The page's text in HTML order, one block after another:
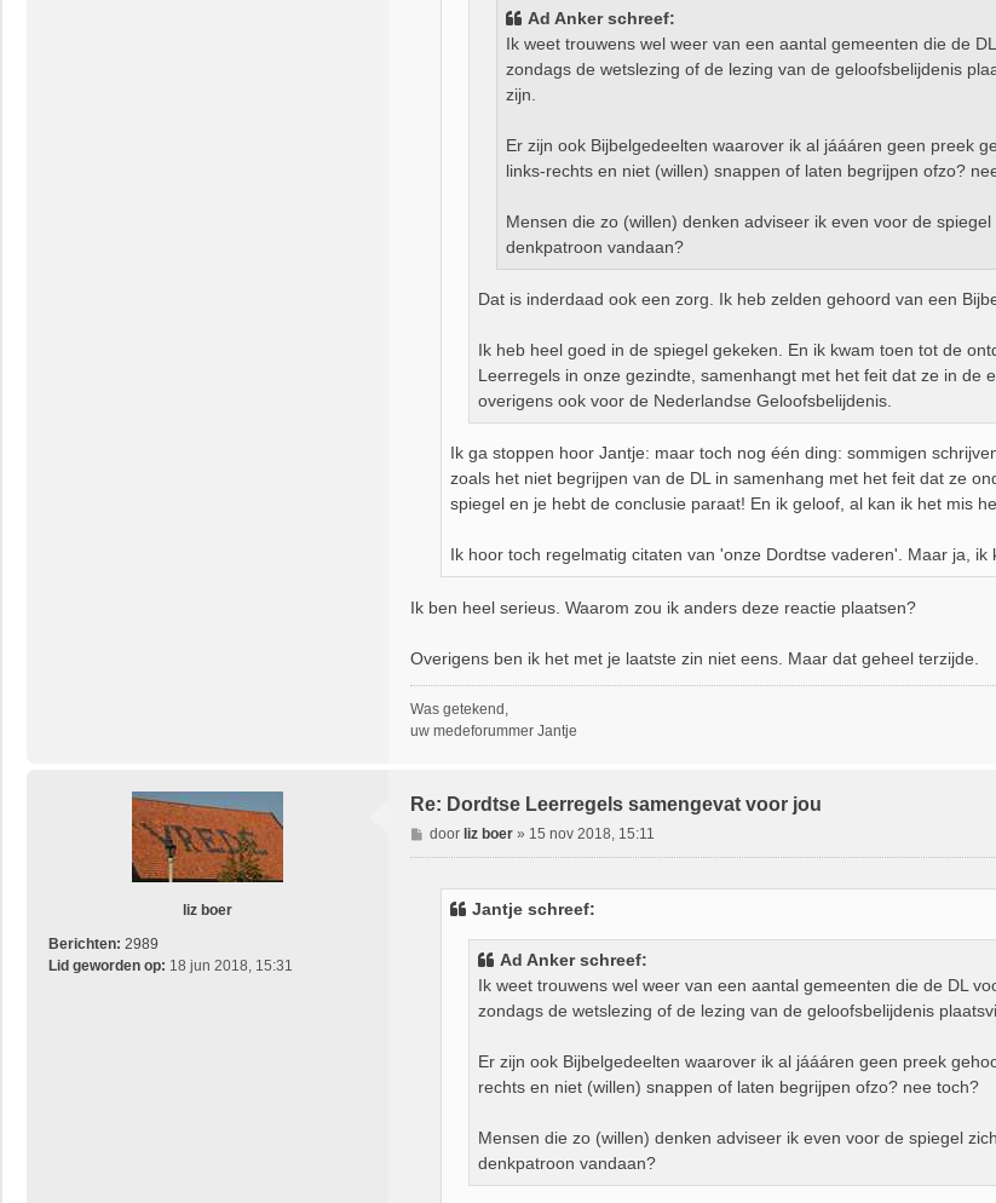
Ad Anker schreef:
Ik weet trouwens wel weer van een aantal gemeenten die de
zondags de wetslezing of de lezing van de geloofsbelijdenis
zijn.
Er zijn ook Bijbelgedeelten waarover ik al jáááren geen preek
links-rechts en niet (willen) snappen of laten begrijpen ofzo?
Mensen die zo (willen) denken adviseer ik even voor de
denkpatroon vandaan?
Dat is inderdaad ook een zorg. Ik heb zelden gehoord van een
Ik heb heel goed in de spiegel gekeken. En ik kwam toen tot de
Leerregels in onze gezindte, samenhangt met het feit dat ze in de
overigens ook voor de Nederlandse Geloofsbelijdenis.
Ik ga stoppen hoor Jantje: maar toch nog één ding: sommigen
zoals het niet begrijpen van de DL in samenhang met het feit dat ze
spiegel en je hebt de conclusie paraat! En ik geloof, al kan ik het mis
Ik hoor toch regelmatig citaten van 'onze Dordtse vaderen'. Maar ja, ik
Ik ben heel serieus. Waarom zou ik anders deze reactie plaatsen?
Overigens ben ik het met je laatste zin niet eens. Maar dat geheel terzijde.
Was getekend,
uw medeforummer Jantje
liz boer
Berichten: 2989
Lid geworden op: 18 jun 2018, 15:31
Re: Dordtse Leerregels samengevat voor jou
B
e
door liz boer» 15 nov 2018, 15:11
Jantje schreef:
Ad Anker schreef:
Ik weet trouwens wel weer van een aantal gemeenten die de DL
zondags de wetslezing of de lezing van de geloofsbelijdenis
Er zijn ook Bijbelgedeelten waarover ik al jáááren geen preek
rechts en niet (willen) snappen of laten begrijpen ofzo? nee toch?
Mensen die zo (willen) denken adviseer ik even voor de spiegel
denkpatroon vandaan?